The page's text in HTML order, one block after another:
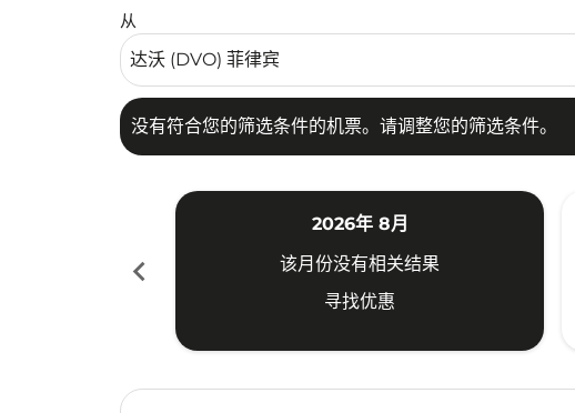
从
没有符合您的筛选条件的机票。请调整您的筛选条件。
chevron_left
2026年 8月
该月份没有相关结果
寻找优惠